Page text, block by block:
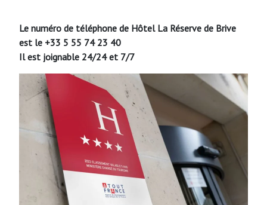
Le numéro de téléphone de Hôtel La Réserve de Brive
est le +33 5 55 74 23 40
Il est joignable 24/24 et 7/7